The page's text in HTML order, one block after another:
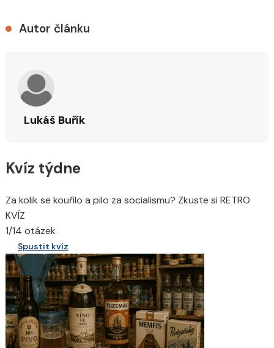
Autor článku
Lukáš Buřík
Kvíz týdne
Za kolik se kouřilo a pilo za socialismu? Zkuste si RETRO
KVÍZ
1/14 otázek
Spustit kvíz